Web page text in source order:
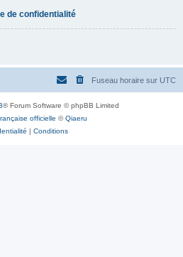
de confidentialité
Fuseau horaire sur UTC
® Forum Software © phpBB Limited
officielle ©Qiaeru
| Conditions